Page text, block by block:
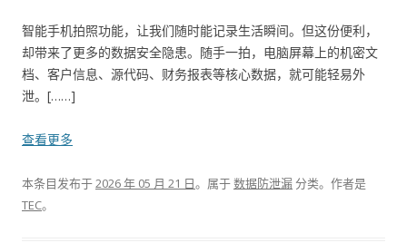
智能手机拍照功能，让我们随时能记录生活瞬间。但这份便利，
却带来了更多的数据安全隐患。随手一拍，电脑屏幕上的机密文
档、客户信息、源代码、财务报表等核心数据，就可能轻易外
泄。[……]
查看更多
本条目发布于2026 年 05 月 21 日。属于数据防泄漏分类。 作者是
TEC。